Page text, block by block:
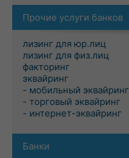
Прочие услуги банков
лизинг для юр.лиц
лизинг для физ.лиц
факторинг
эквайринг
- мобильный эквайринг
- торговый эквайринг
- интернет-эквайринг
Банки